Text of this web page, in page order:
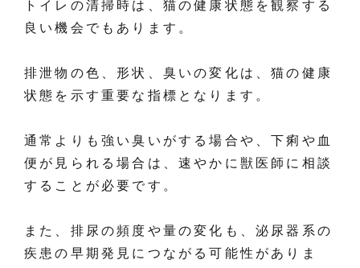
トイレの清掃時は、猫の健康状態を観察する
良い機会でもあります。
排泄物の色、形状、臭いの変化は、猫の健康
状態を示す重要な指標となります。
通常よりも強い臭いがする場合や、下痢や血
便が見られる場合は、速やかに獣医師に相談
することが必要です。
また、排尿の頻度や量の変化も、泌尿器系の
疾患の早期発見につながる可能性がありま